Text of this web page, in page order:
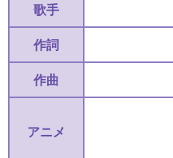
歌手
作詞
作曲
アニメ